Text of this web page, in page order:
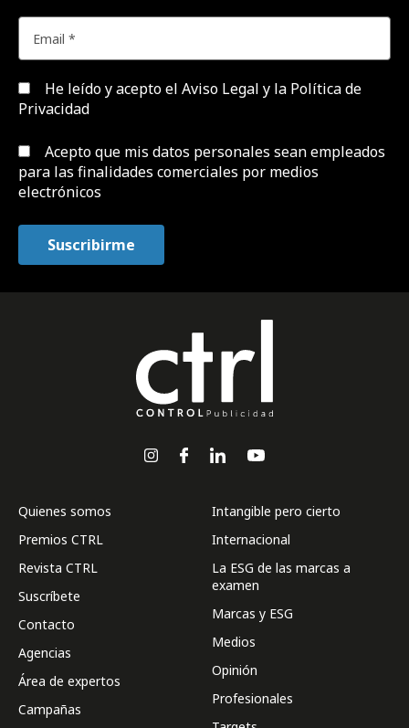
He leído y acepto el Aviso Legal y la Política de
Privacidad
Acepto que mis datos personales sean empleados
para las finalidades comerciales por medios
electrónicos
Quienes somos
Premios CTRL
Revista CTRL
Suscríbete
Contacto
Agencias
Área de expertos
Campañas
Intangible pero cierto
Internacional
La ESG de las marcas a
examen
Marcas y ESG
Medios
Opinión
Profesionales